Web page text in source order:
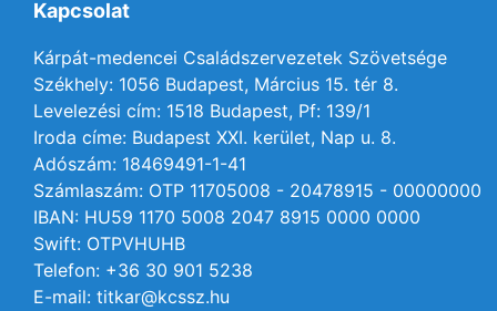
Kapcsolat
Kárpát-medencei Családszervezetek Szövetsége
Székhely: 1056 Budapest, Március 15. tér 8.
Levelezési cím: 1518 Budapest, Pf: 139/1
Iroda címe: Budapest XXI. kerület, Nap u. 8.
Adószám: 18469491-1-41
Számlaszám: OTP 11705008 - 20478915 - 00000000
IBAN: HU59 1170 5008 2047 8915 0000 0000
Swift: OTPVHUHB
Telefon: +36 30 901 5238
E-mail: titkar@kcssz.hu